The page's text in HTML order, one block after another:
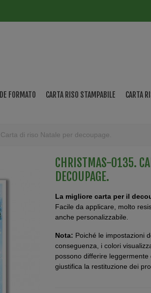
FORMATO CARTA RISO STAMPABILE CARTA
di riso Natale per decoupage.
CHRISTMAS-0135.
DECOUPAGE.
La migliore carta per il
Facile da applicare, molto
anche personalizzabile.
Nota: Poiché le impostazioni
conseguenza, i colori
possono differire
giustifica la restituzione dei